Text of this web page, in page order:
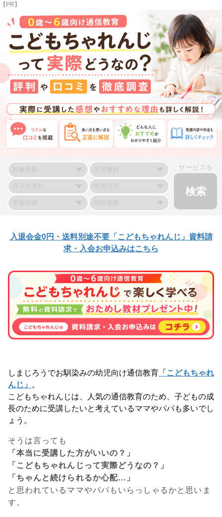
【PR】
サービスを
入退会金0円・送料別途不要「こどもちゃれんじ」資料請
求・入会お申込みはこちら
しまじろうでお馴染みの幼児向け通信教育 「こどもちゃれ
んじ」
。
こどもちゃれんじは、人気の通信教育のため、子どもの成
長のために受講したいと考えているママやパパも多いでし
ょう。
そうは言っても
「本当に受講した方がいいの？」
「こどもちゃれんじって実際どうなの？」
「ちゃんと続けられるか心配…」
と思われているママやパパもいらっしゃるかと思いま
す。